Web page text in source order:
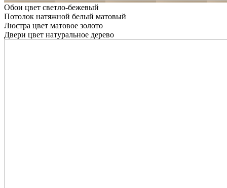
Обои цвет светло-бежевый
Потолок натяжной белый матовый
Люстра цвет матовое золото
Двери цвет натуральное дерево